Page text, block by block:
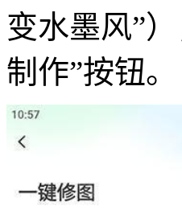
变水墨风”
制作”按钮。